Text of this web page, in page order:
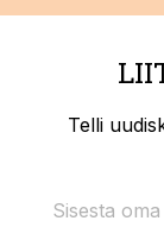
Telli